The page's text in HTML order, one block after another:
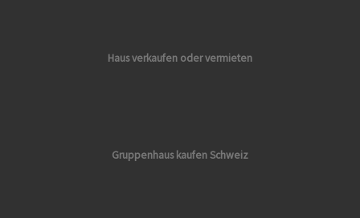
Haus verkaufen oder vermieten
Gruppenhaus kaufen Schweiz